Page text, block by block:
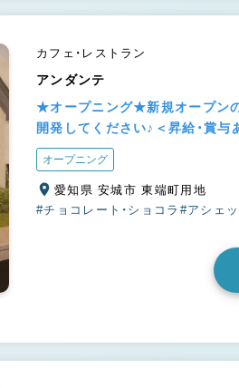
カフェ・レストラン
アンダンテ
★オープニング★新規オープン
開発してください♪＜昇給・賞与
オープニング
愛知県 安城市 東端町用地
#チョコレート・ショコラ #アシェ